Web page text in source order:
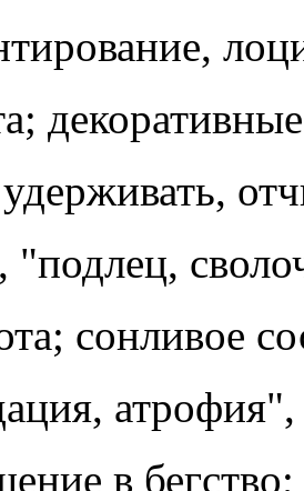
;
, "подлец,
сонливое
в